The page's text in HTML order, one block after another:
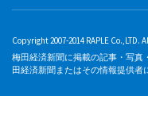
Copyright 2007-2014 RAPLE Co.,LTD.
梅田経済新聞に掲載の記事・写真
田経済新聞またはその情報提供者